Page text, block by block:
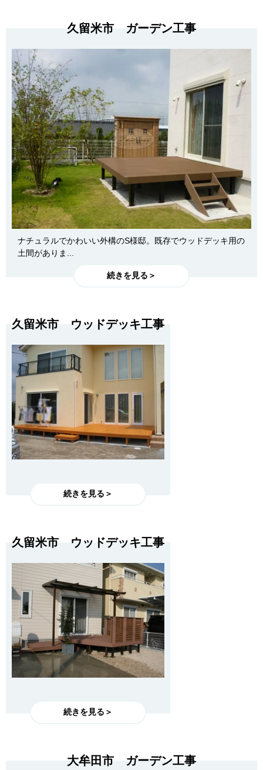
久留米市 ガーデン工事
ナチュラルでかわいい外構のS様邸。既存でウッドデッキ用の
土間がありま...
続きを見る＞
久留米市 ウッドデッキ工事
続きを見る＞
久留米市 ウッドデッキ工事
続きを見る＞
大牟田市 ガーデン工事